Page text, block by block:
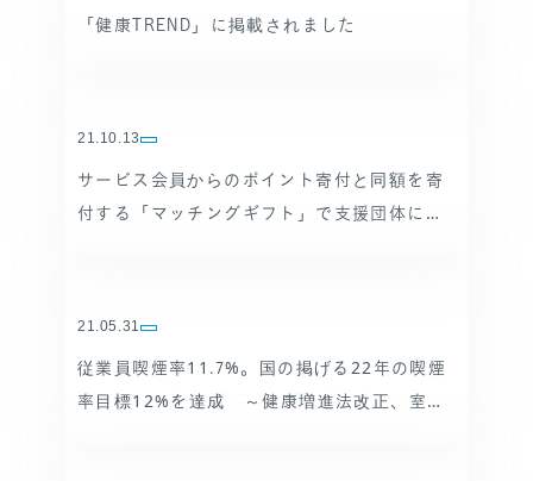
「健康TREND」に掲載されました
21.10.13
サービス会員からのポイント寄付と同額を寄
付する「マッチングギフト」で支援団体に総
21.05.31
従業員喫煙率11.7%。国の掲げる22年の喫煙
率目標12%を達成 ～健康増進法改正、室内